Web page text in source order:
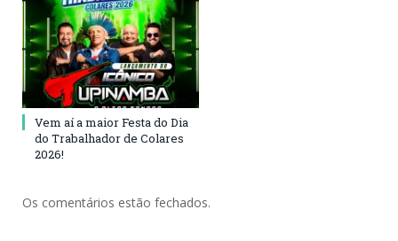
Vem aí a maior Festa do Dia
do Trabalhador de Colares
2026!
Os comentários estão fechados.